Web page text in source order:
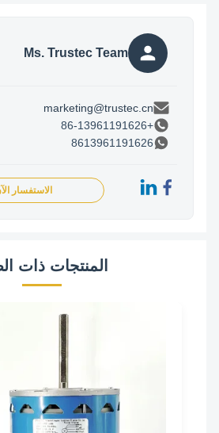
Ms. Trustec Team
marketing@trustec.cn
8613961191626
الاستفسار الآن
المنتجات ذات الصلة